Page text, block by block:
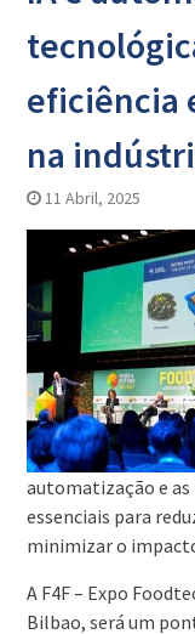
eficiência
na
11 Abril, 2025
automatização e
essenciais para
minimizar o
A F4F – Expo
Bilbao, será um